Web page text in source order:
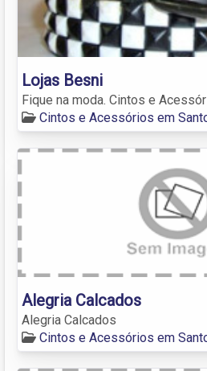
Lojas Besni
Fique na moda. Cintos e
Cintos e Acessórios em
Alegria Calcados
Alegria Calcados
Cintos e Acessórios em